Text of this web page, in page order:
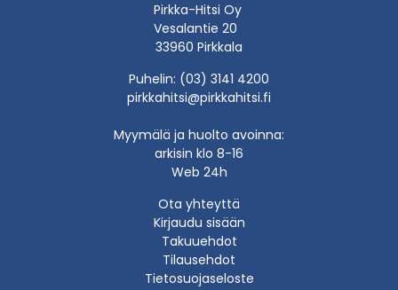
Pirkka-Hitsi Oy
Vesalantie 20
33960 Pirkkala
Puhelin: (03) 3141 4200
pirkkahitsi@pirkkahitsi.fi
Myymälä ja huolto avoinna:
arkisin klo 8-16
Web 24h
Ota yhteyttä
Kirjaudu sisään
Takuuehdot
Tilausehdot
Tietosuojaseloste